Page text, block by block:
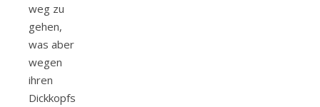
weg zu
gehen,
was aber
wegen
ihren
Dickkopfs